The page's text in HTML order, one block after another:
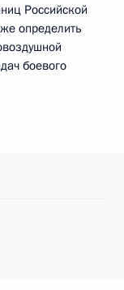
Российской
определить
боевого